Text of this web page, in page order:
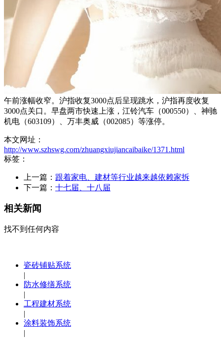
午前涨幅收窄。沪指收复3000点后呈现跳水，沪指再度收复
3000点关口。早盘两市快速上涨，江铃汽车（000550）、神驰
机电（603109）、万丰奥威（002085）等涨停。
本文网址：
http://www.szhswg.com/zhuangxiujiancaibaike/1371.html
标签：
上一篇： 跟着家电、建材等行业越来越依赖家拆
下一篇： 十七届、十八届
相关新闻
找不到任何内容
瓷砖铺贴系统
|
防水修缮系统
|
工程建材系统
|
涂料装饰系统
|